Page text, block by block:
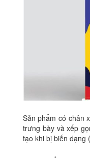
Sản phẩm có chân
trưng bày và xếp
tạo khi bị biến dạng